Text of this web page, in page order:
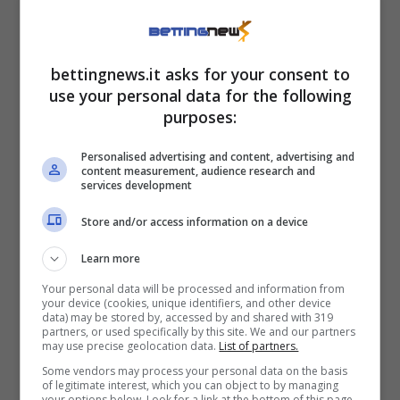
doppio appuntamento tra campionato e
nel cuore dell’attacco e cercherà in tutti i
modi di trovare la via della rete. In 29
quelli che ci dicono i suoi personali Expected.
Insomma, uno che quando trova la porta,
segna. E potrebbe succederà la stessa cosa
nel prossimo match.
E chi calcia in porta? Puntiamo sempre su un
giocatore del Villa, che da quando è arrivato
in Premier League lo scorso gennaio, sta
ancora dimostrando di essere un giocatore
bettingnews.it asks for your consent to
use your personal data for the following
purposes:
Personalised advertising and content, advertising and
content measurement, audience research and
services development
Store and/or access information on a device
Learn more
Your personal data will be processed and information from
your device (cookies, unique identifiers, and other device
data) may be stored by, accessed by and shared with 319
partners, or used specifically by this site. We and our partners
may use precise geolocation data. List of partners.
Some vendors may process your personal data on the basis
of legitimate interest, which you can object to by managing